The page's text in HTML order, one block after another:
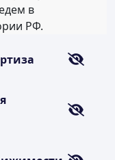
в
РФ.